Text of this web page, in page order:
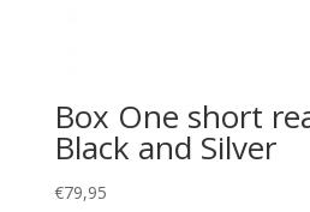
Box One short
Black and Silver
€79,95